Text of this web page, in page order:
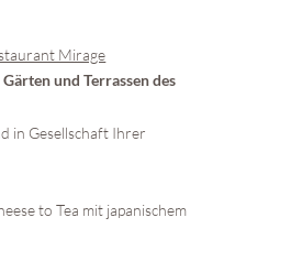
Mirage
Gärten und Terrassen des
in Gesellschaft Ihrer
to Tea mit japanischem